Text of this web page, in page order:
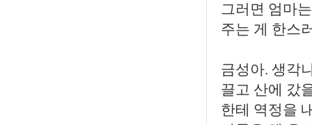
그러면 엄마
주는 게 한스
금성아. 생각
끌고 산에 갔
한테 역정을